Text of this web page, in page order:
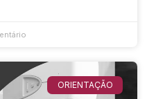
ORIENTAÇÃO